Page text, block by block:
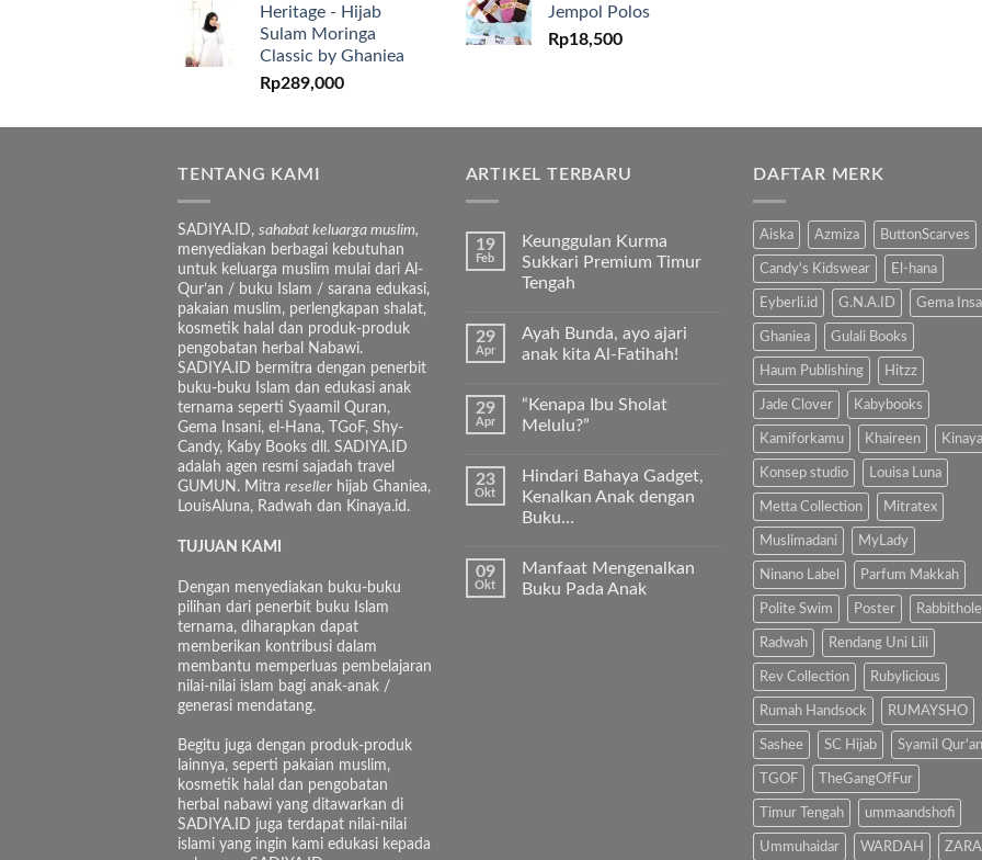
Heritage - Hijab
Sulam Moringa
Classic by Ghaniea
Rp289,000
Jempol Polos
Rp18,500
TENTANG KAMI
SADIYA.ID, sahabat keluarga muslim,
menyediakan berbagai kebutuhan
untuk keluarga muslim mulai dari Al-
Qur’an / buku Islam / sarana edukasi,
pakaian muslim, perlengkapan shalat,
kosmetik halal dan produk-produk
pengobatan herbal Nabawi.
SADIYA.ID bermitra dengan penerbit
buku-buku Islam dan edukasi anak
ternama seperti Syaamil Quran,
Gema Insani, el-Hana, TGoF, Shy-
Candy, Kaby Books dll. SADIYA.ID
adalah agen resmi sajadah travel
GUMUN. Mitra reseller hijab Ghaniea,
LouisAluna, Radwah dan Kinaya.id.
TUJUAN KAMI
Dengan menyediakan buku-buku
pilihan dari penerbit buku Islam
ternama, diharapkan dapat
memberikan kontribusi dalam
membantu memperluas pembelajaran
nilai-nilai islam bagi anak-anak /
generasi mendatang.
Begitu juga dengan produk-produk
lainnya, seperti pakaian muslim,
kosmetik halal dan pengobatan
herbal nabawi yang ditawarkan di
SADIYA.ID juga terdapat nilai-nilai
islami yang ingin kami edukasi kepada
ARTIKEL TERBARU
19
Feb
Keunggulan Kurma
Sukkari Premium Timur
Tengah
komentar
Keunggulan
Premium
Timur
Tengah
29
Apr
Ayah Bunda, ayo ajari
anak kita Al-Fatihah!
komentar
pada
Ayah
ajari
anak
kita
Al-
29
Apr
“Kenapa Ibu Sholat
Melulu?”
komentar
pada
“Kenapa
Ibu
23
Okt
Hindari Bahaya Gadget,
Kenalkan Anak dengan
Buku…
komentar
pada
Hindari
09
Okt
Manfaat Mengenalkan
Buku Pada Anak
DAFTAR MERK
Aiska Azmiza ButtonScarves
Candy's Kidswear El-hana
Eyberli.id G.N.A.ID Gema
Ghaniea Gulali Books
Haum Publishing Hitzz
Jade Clover Kabybooks
Kamiforkamu Khaireen Kinaya
Konsep studio Louisa Luna
Metta Collection Mitratex
Muslimadani MyLady
Ninano Label Parfum Makkah
Polite Swim Poster Rabbithole
Radwah Rendang Uni Lili
Rev Collection Rubylicious
Rumah Handsock RUMAYSHO
Sashee SC Hijab Syamil Qur'an
TGOF TheGangOfFur
Timur Tengah ummaandshofi
Ummuhaidar WARDAH ZARA